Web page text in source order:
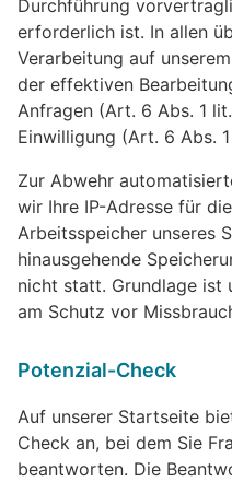
Durchführung
erforderlich ist. In allen
Verarbeitung auf
der effektiven
Anfragen (Art. 6 Abs. 1
Einwilligung (Art. 6 Abs.
Zur Abwehr
wir Ihre IP-Adresse für
Arbeitsspeicher unseres
hinausgehende
nicht statt. Grundlage ist
am Schutz vor
Potenzial-Check
Auf unserer Startseite
Check an, bei dem Sie
beantworten. Die